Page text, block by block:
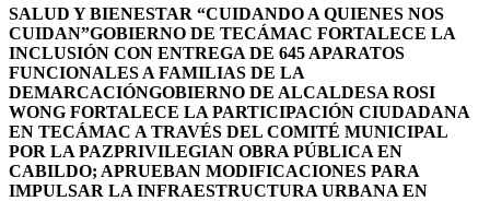
SALUD Y BIENESTAR “CUIDANDO A QUIENES NOS
CUIDAN”GOBIERNO DE TECÁMAC FORTALECE LA
INCLUSIÓN CON ENTREGA DE 645 APARATOS
FUNCIONALES A FAMILIAS DE LA
DEMARCACIÓNGOBIERNO DE ALCALDESA ROSI
WONG FORTALECE LA PARTICIPACIÓN CIUDADANA
EN TECÁMAC A TRAVÉS DEL COMITÉ MUNICIPAL
POR LA PAZPRIVILEGIAN OBRA PÚBLICA EN
CABILDO; APRUEBAN MODIFICACIONES PARA
IMPULSAR LA INFRAESTRUCTURA URBANA EN